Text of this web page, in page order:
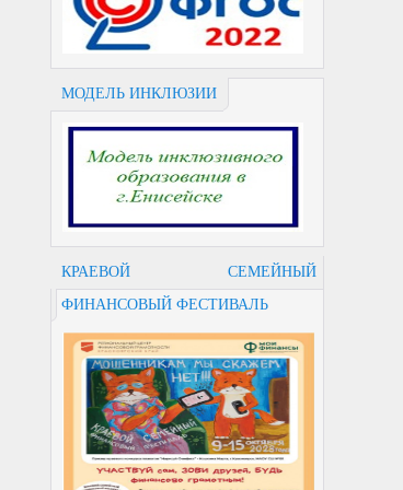
МОДЕЛЬ ИНКЛЮЗИИ
КРАЕВОЙ СЕМЕЙНЫЙ
ФИНАНСОВЫЙ ФЕСТИВАЛЬ